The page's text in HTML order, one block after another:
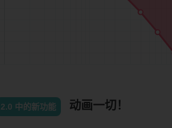
2.0 中的新功能 动画一切！